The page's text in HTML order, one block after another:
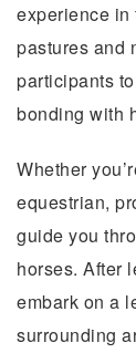
experience in
pastures and
participants
bonding with
Whether
equestrian,
guide you
horses. After
embark on a
surrounding